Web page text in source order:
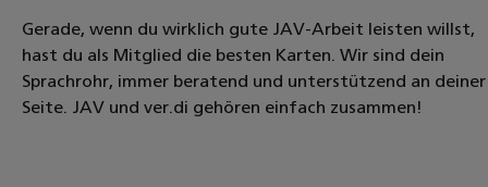
Gerade, wenn du wirklich gute JAV-Arbeit leisten willst,
hast du als Mitglied die besten Karten. Wir sind dein
Sprachrohr, immer beratend und unterstützend an deiner
Seite. JAV und ver.di gehören einfach zusammen!